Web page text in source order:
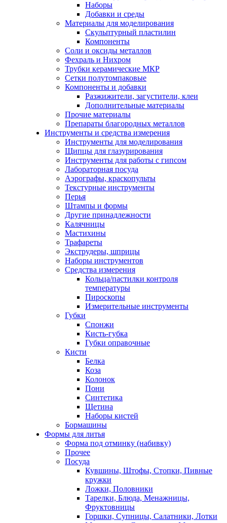
Наборы
Добавки и среды
Материалы для моделирования
Скульптурный пластилин
Компоненты
Соли и оксиды металлов
Фехраль и Нихром
Трубки керамические МКР
Сетки полутомпаковые
Компоненты и добавки
Разжижители, загустители, клеи
Дополнительные материалы
Прочие материалы
Препараты благородных металлов
Инструменты и средства измерения
Инструменты для моделирования
Щипцы для глазурирования
Инструменты для работы с гипсом
Лабораторная посуда
Аэрографы, краскопульты
Текстурные инструменты
Перья
Штампы и формы
Другие принадлежности
Калячницы
Мастихины
Трафареты
Экструдеры, шприцы
Наборы инструментов
Средства измерения
Кольца/пастилки контроля
температуры
Пироскопы
Измерительные инструменты
Губки
Спонжи
Кисть-губка
Губки оправочные
Кисти
Белка
Коза
Колонок
Пони
Синтетика
Щетина
Наборы кистей
Бормашины
Формы для литья
Форма под отминку (набивку)
Прочее
Посуда
Кувшины, Штофы, Стопки, Пивные
кружки
Ложки, Половники
Тарелки, Блюда, Менажницы,
Фруктовницы
Горшки, Супницы, Салатники, Лотки